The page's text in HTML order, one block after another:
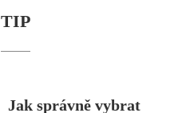
TIP
Jak správně vybrat